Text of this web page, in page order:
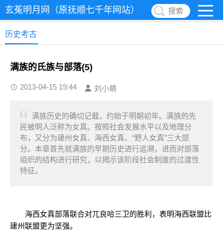
玄菟明月网（原抚顺七千年网站） 搜索
历史考古
满族的氏族与部落(5)
2013-04-15 19:44 刘小萌
满族历史的确切记载，约始于明朝初年。满族的先
民被明人泛称为女真。按照社会发展水平以及地理分
布，又分为建州女真、海西女真、“野人女真”三大部
分。本章首先就满族的早期历史进行追溯，进而对部落
组织的结构进行研究，以揭示该阶段社会制度的过渡性
特征。
海西女真部落联合对兀良哈三卫的胜利，表明海西联盟比
建州联盟更为坚强。